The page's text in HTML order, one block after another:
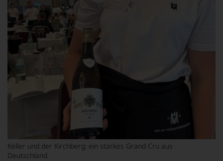
Keller und der Kirchberg: ein starkes Grand Cru aus
Deutschland.